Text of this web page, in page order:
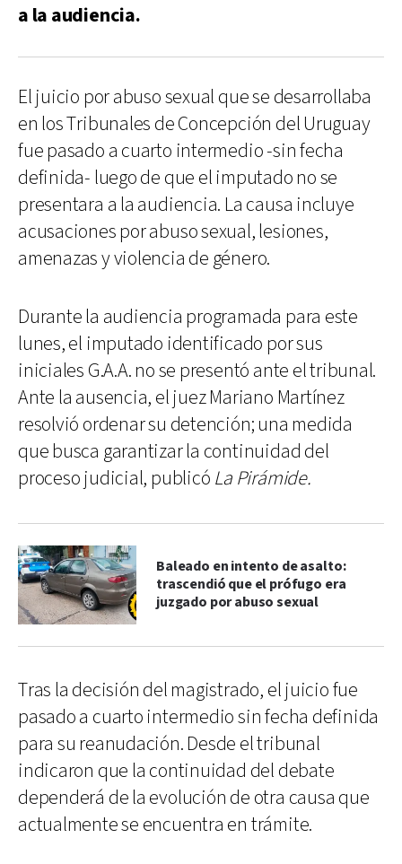
a la audiencia.
El juicio por abuso sexual que se desarrollaba
en los Tribunales de Concepción del Uruguay
fue pasado a cuarto intermedio -sin fecha
definida- luego de que el imputado no se
presentara a la audiencia. La causa incluye
acusaciones por abuso sexual, lesiones,
amenazas y violencia de género.
Durante la audiencia programada para este
lunes, el imputado identificado por sus
iniciales G.A.A. no se presentó ante el tribunal.
Ante la ausencia, el juez Mariano Martínez
resolvió ordenar su detención; una medida
que busca garantizar la continuidad del
proceso judicial, publicó La Pirámide.
Baleado en intento de asalto:
trascendió que el prófugo era
juzgado por abuso sexual
Tras la decisión del magistrado, el juicio fue
pasado a cuarto intermedio sin fecha definida
para su reanudación. Desde el tribunal
indicaron que la continuidad del debate
dependerá de la evolución de otra causa que
actualmente se encuentra en trámite.